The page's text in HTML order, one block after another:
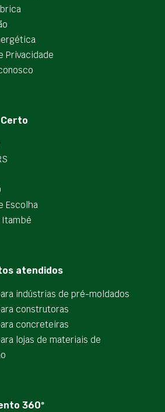
Privacidade
Escolha
atendidos
indústrias de pré-moldados
construtoras
concreteiras
lojas de materiais de
360º